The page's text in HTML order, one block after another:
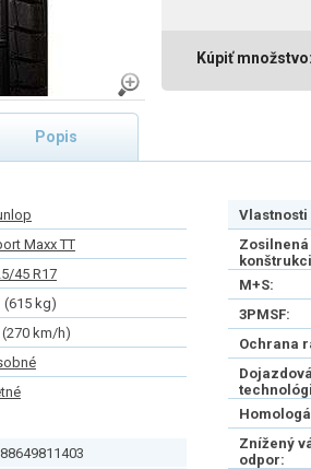
Kúpiť množstvo:
Popis
Maxx TT
45 R17
(615 kg)
(270 km/h)
Vlastnosti
Zosilnená
M+S:
3PMSF:
Ochrana
Dojazdová
Znížený
odpor: